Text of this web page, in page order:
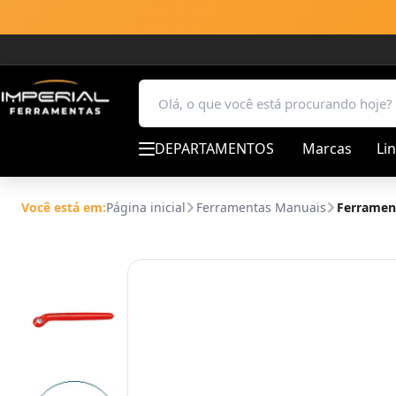
DEPARTAMENTOS Marcas
Você está em:Página inicial Ferramentas Manuais